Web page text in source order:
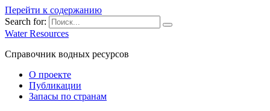
Перейти к содержанию
Search for:
Water Resources
Справочник водных ресурсов
О проекте
Публикации
Запасы по странам